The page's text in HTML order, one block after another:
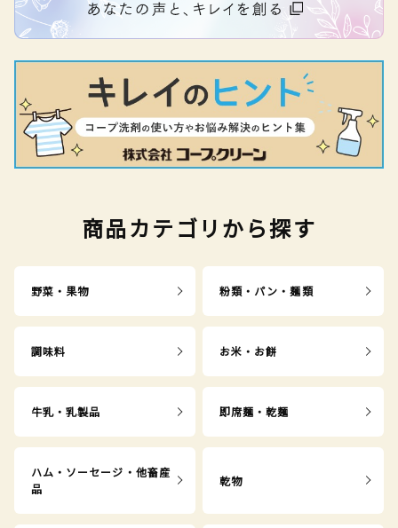
商品カテゴリから探す
野菜・果物 粉類・パン・麺類
調味料 お米・お餅
牛乳・乳製品 即席麺・乾麺
ハム・ソーセージ・他畜産
品
乾物